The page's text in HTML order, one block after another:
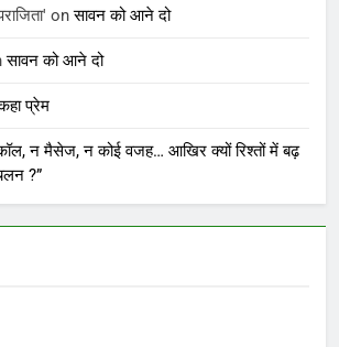
onसावन को आने दो
सावन को आने दो
प्रेम
न मैसेज, न कोई वजह… आखिर क्यों रिश्तों में बढ़
?”